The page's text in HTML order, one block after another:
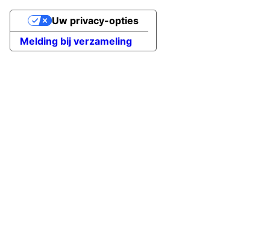
Melding bij verzameling
Uw privacy-opties